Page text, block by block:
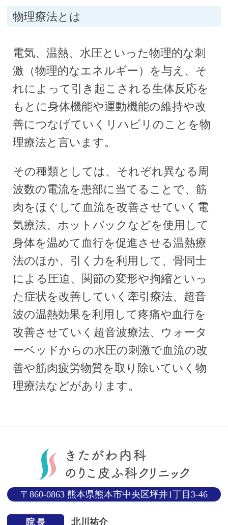
物理療法とは
電気、温熱、水圧といった物理的な刺
激（物理的なエネルギー）を与え、そ
れによって引き起こされる生体反応を
もとに身体機能や運動機能の維持や改
善につなげていくリハビリのことを物
理療法と言います。
その種類としては、それぞれ異なる周
波数の電流を患部に当てることで、筋
肉をほぐして血流を改善させていく電
気療法、ホットパックなどを使用して
身体を温めて血行を促進させる温熱療
法のほか、引く力を利用して、骨同士
による圧迫、関節の変形や拘縮といっ
た症状を改善していく牽引療法、超音
波の温熱効果を利用して疼痛や血行を
改善させていく超音波療法、ウォータ
ーベッドからの水圧の刺激で血流の改
善や筋肉疲労物質を取り除いていく物
理療法などがあります。
〒860-0863 熊本県熊本市中央区坪井1丁目3-46
院 長 北川祐介